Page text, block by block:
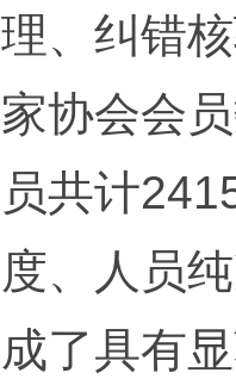
理、纠错
家协会会
员共计
度、人员
成了具有